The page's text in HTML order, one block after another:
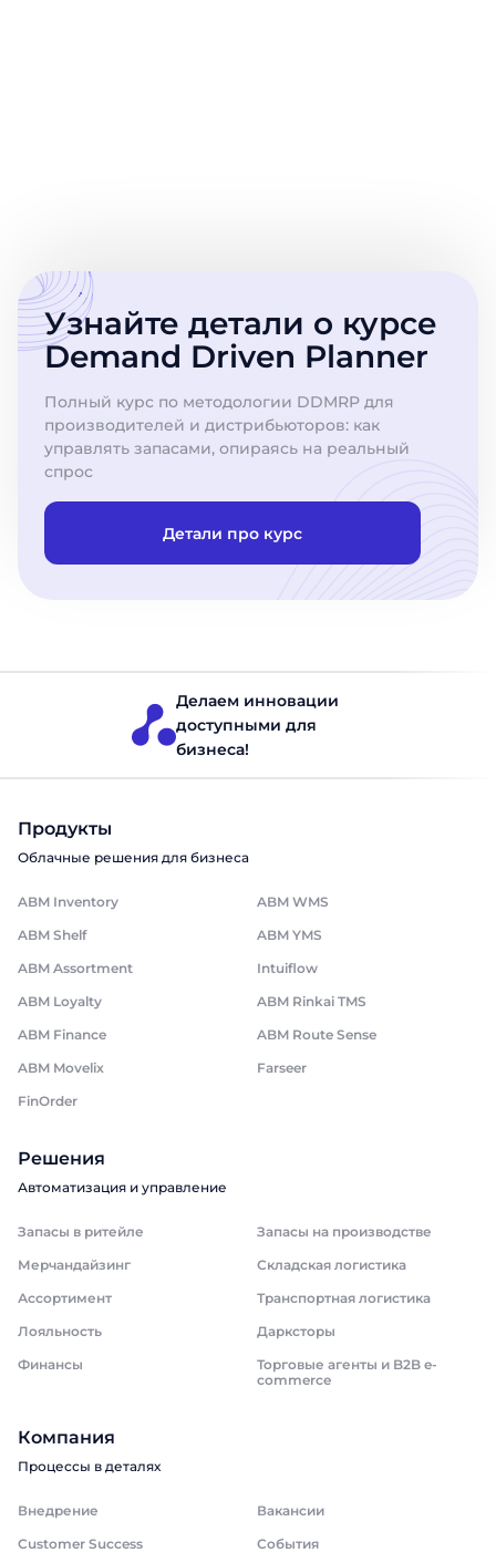
Узнайте детали о курсе
Demand Driven Planner
Полный курс по методологии DDMRP для
производителей и дистрибьюторов: как
управлять запасами, опираясь на реальный
спрос
Детали про курс
Делаем инновации
доступными для
бизнеса!
Продукты
Облачные решения для бизнеса
ABM Inventory
ABM WMS
ABM Shelf
ABM YMS
ABM Assortment
Intuiflow
ABM Loyalty
ABM Rinkai TMS
ABM Finance
ABM Route Sense
ABM Movelix
Farseer
FinOrder
Решения
Автоматизация и управление
Запасы в ритейле
Запасы на производстве
Мерчандайзинг
Складская логистика
Ассортимент
Транспортная логистика
Лояльность
Дарксторы
Финансы
Торговые агенты и B2B e-
commerce
Компания
Процессы в деталях
Внедрение
Вакансии
Customer Success
События